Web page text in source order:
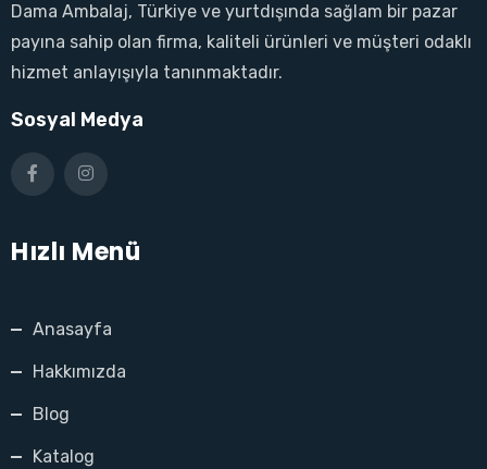
Dama Ambalaj, Türkiye ve yurtdışında sağlam bir pazar
payına sahip olan firma, kaliteli ürünleri ve müşteri odaklı
hizmet anlayışıyla tanınmaktadır.
Sosyal Medya
Hızlı Menü
Anasayfa
Hakkımızda
Blog
Katalog